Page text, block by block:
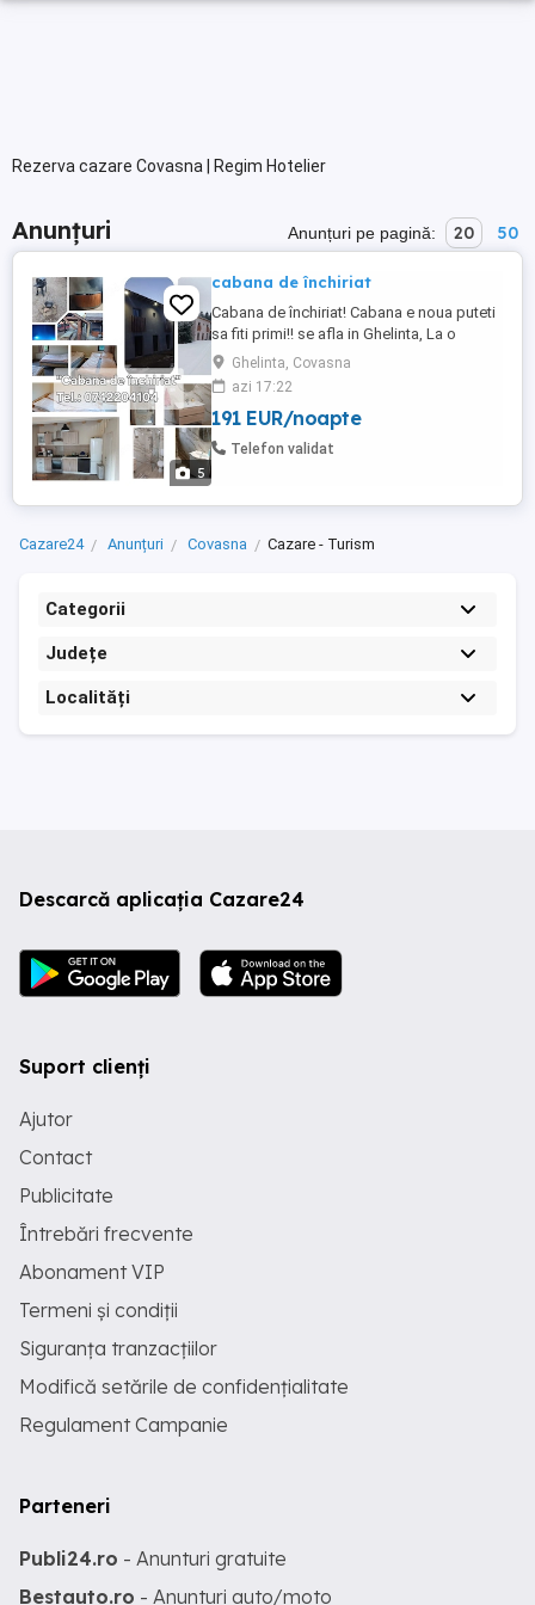
Rezerva cazare Covasna | Regim Hotelier
Anunțuri Anunțuri pe pagină: 20 50
5
cabana de închiriat
Cabana de închiriat! Cabana e noua puteti
sa fiti primi!! se afla in Ghelinta, La o
distanta de 70 km de Brasov, judetul
Covasna Capacitate: 15 persoane Cabana
dispune de: - 4 camere - 2 bai - bucatarie
complet utilată - living + loc de luat masa -
wi-fi - foisor cu grătar - ceaun - ciubăr cu ...
Ghelinta, Covasna
azi 17:22
191 EUR/noapte
Telefon validat
Cazare24 Anunțuri Covasna Cazare - Turism
Categorii
Județe
Localități
Descarcă aplicația Cazare24
Suport clienți
Ajutor
Contact
Publicitate
Întrebări frecvente
Abonament VIP
Termeni și condiții
Siguranța tranzacțiilor
Modifică setările de confidențialitate
Regulament Campanie
Parteneri
Publi24.ro - Anunturi gratuite
Bestauto.ro - Anunturi auto/moto